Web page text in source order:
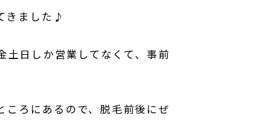
きました♪
日しか営業してなくて、事前
ろにあるので、脱毛前後にぜ